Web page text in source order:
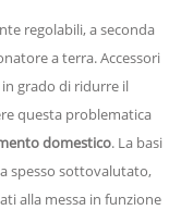
regolabili, a seconda
a terra. Accessori
grado di ridurre il
questa problematica
domestico. La basi
spesso sottovalutato,
alla messa in funzione